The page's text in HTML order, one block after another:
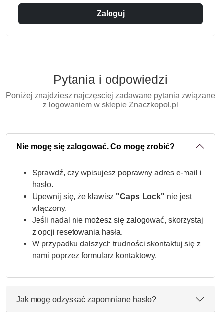
Zaloguj
Pytania i odpowiedzi
Poniżej znajdziesz najczęsciej zadawane pytania związane
z logowaniem w sklepie Znaczkopol.pl
Nie mogę się zalogować. Co mogę zrobić?
Sprawdź, czy wpisujesz poprawny adres e-mail i
hasło.
Upewnij się, że klawisz "Caps Lock" nie jest
włączony.
Jeśli nadal nie możesz się zalogować, skorzystaj
z opcji resetowania hasła.
W przypadku dalszych trudności skontaktuj się z
nami poprzez formularz kontaktowy.
Jak mogę odzyskać zapomniane hasło?